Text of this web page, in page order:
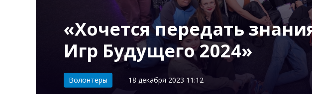
«Хочется передать
Игр Будущего 2024»
Категория:
Волонтеры 18 декабря 2023 11:12